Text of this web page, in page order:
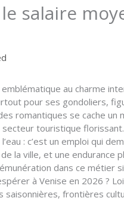
salaire
au charme
pour ses gondoliers,
romantiques se cache un
secteur touristique
: c’est un emploi qui
la ville, et une endurance
dans ce métier
à Venise en 2026 ?
saisonnières, frontières